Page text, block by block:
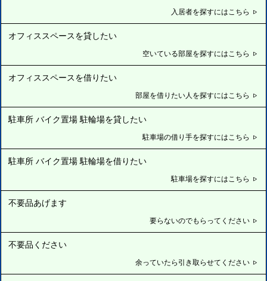
入居者を探すにはこちら
オフィススペースを貸したい
空いている部屋を探すにはこちら
オフィススペースを借りたい
部屋を借りたい人を探すにはこちら
駐車所 バイク置場 駐輪場を貸したい
駐車場の借り手を探すにはこちら
駐車所 バイク置場 駐輪場を借りたい
駐車場を探すにはこちら
不要品あげます
要らないのでもらってください
不要品ください
余っていたら引き取らせてください